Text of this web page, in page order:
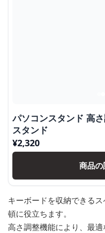
パソコンスタンド 高
スタンド
¥2,320
商品
キーボードを収納できる
頓に役立ちます。
高さ調整機能により、最適